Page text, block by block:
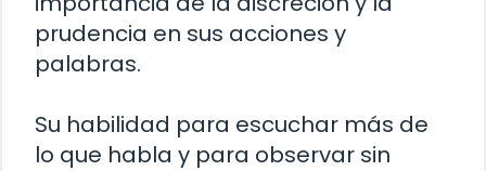
prudencia en sus acciones y
palabras.
Su habilidad para escuchar más de
lo que habla y para observar sin